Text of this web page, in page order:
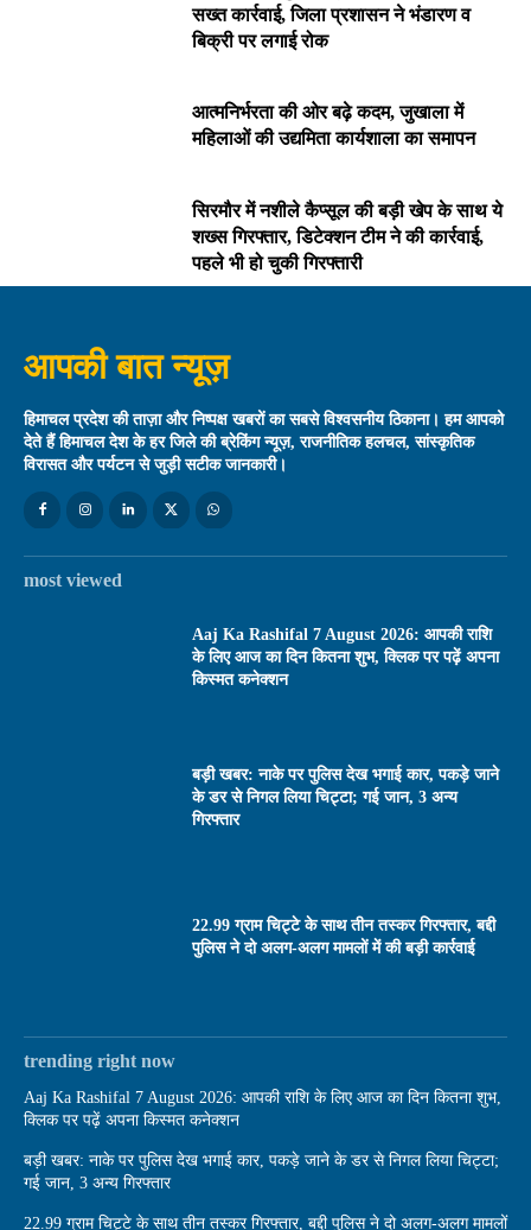
सख्त कार्रवाई, जिला प्रशासन ने भंडारण व
बिक्री पर लगाई रोक
आत्मनिर्भरता की ओर बढ़े कदम, जुखाला में
महिलाओं की उद्यमिता कार्यशाला का समापन
सिरमौर में नशीले कैप्सूल की बड़ी खेप के साथ ये
शख्स गिरफ्तार, डिटेक्शन टीम ने की कार्रवाई,
पहले भी हो चुकी गिरफ्तारी
आपकी बात न्यूज़
हिमाचल प्रदेश की ताज़ा और निष्पक्ष खबरों का सबसे विश्वसनीय ठिकाना। हम आपको
देते हैं हिमाचल देश के हर जिले की ब्रेकिंग न्यूज़, राजनीतिक हलचल, सांस्कृतिक
विरासत और पर्यटन से जुड़ी सटीक जानकारी।
most viewed
Aaj Ka Rashifal 7 August 2026: आपकी राशि
के लिए आज का दिन कितना शुभ, क्लिक पर पढ़ें अपना
किस्मत कनेक्शन
बड़ी खबर: नाके पर पुलिस देख भगाई कार, पकड़े जाने
के डर से निगल लिया चिट्टा; गई जान, 3 अन्य
गिरफ्तार
22.99 ग्राम चिट्टे के साथ तीन तस्कर गिरफ्तार, बद्दी
पुलिस ने दो अलग-अलग मामलों में की बड़ी कार्रवाई
trending right now
Aaj Ka Rashifal 7 August 2026: आपकी राशि के लिए आज का दिन कितना शुभ,
क्लिक पर पढ़ें अपना किस्मत कनेक्शन
बड़ी खबर: नाके पर पुलिस देख भगाई कार, पकड़े जाने के डर से निगल लिया चिट्टा;
गई जान, 3 अन्य गिरफ्तार
22.99 ग्राम चिट्टे के साथ तीन तस्कर गिरफ्तार, बद्दी पुलिस ने दो अलग-अलग मामलों